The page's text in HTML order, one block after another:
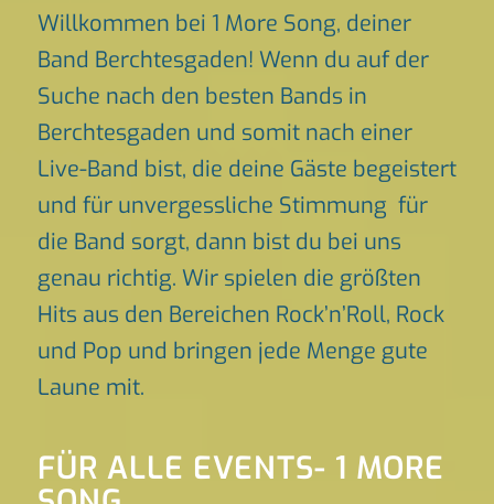
Willkommen bei 1 More Song, deiner
Band Berchtesgaden! Wenn du auf der
Suche nach den besten Bands in
Berchtesgaden und somit nach einer
Live-Band bist, die deine Gäste begeistert
und für unvergessliche Stimmung für
die Band sorgt, dann bist du bei uns
genau richtig. Wir spielen die größten
Hits aus den Bereichen Rock’n’Roll, Rock
und Pop und bringen jede Menge gute
Laune mit.
FÜR ALLE EVENTS- 1 MORE